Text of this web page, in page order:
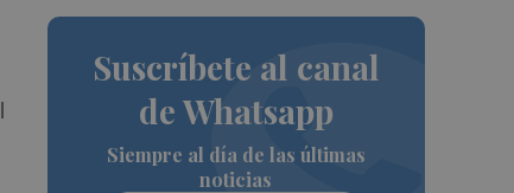
Suscríbete al canal
de Whatsapp
Siempre al día de las últimas
noticias